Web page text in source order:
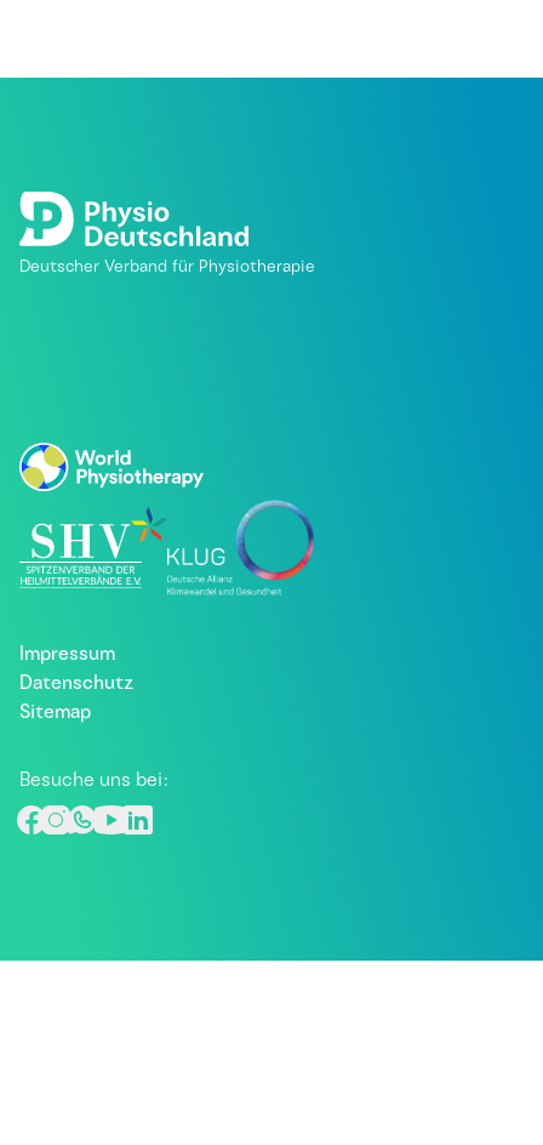
Deutscher Verband für Physiotherapie
Impressum
Datenschutz
Sitemap
Besuche uns bei: